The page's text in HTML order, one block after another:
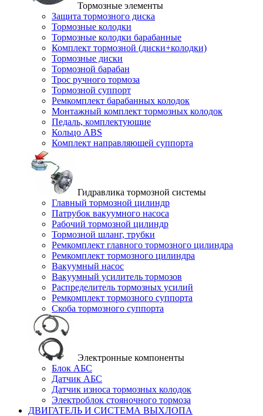
Тормозные элементы
Защита тормозного диска
Тормозные колодки
Тормозные колодки барабанные
Комплект тормозной (диски+колодки)
Тормозные диски
Тормозной барабан
Трос ручного тормоза
Тормозной суппорт
Ремкомплект барабанных колодок
Монтажный комплект тормозных колодок
Педаль, комплектующие
Кольцо ABS
Комплект направляющей суппорта
Гидравлика тормозной системы
Главный тормозной цилиндр
Патрубок вакуумного насоса
Рабочий тормозной цилиндр
Тормозной шланг, трубки
Ремкомплект главного тормозного цилиндра
Ремкомплект тормозного цилиндра
Вакуумный насос
Вакуумный усилитель тормозов
Распределитель тормозных усилий
Ремкомплект тормозного суппорта
Скоба тормозного суппорта
Электронные компоненты
Блок АБС
Датчик АБС
Датчик износа тормозных колодок
Электроблок стояночного тормоза
ДВИГАТЕЛЬ И СИСТЕМА ВЫХЛОПА